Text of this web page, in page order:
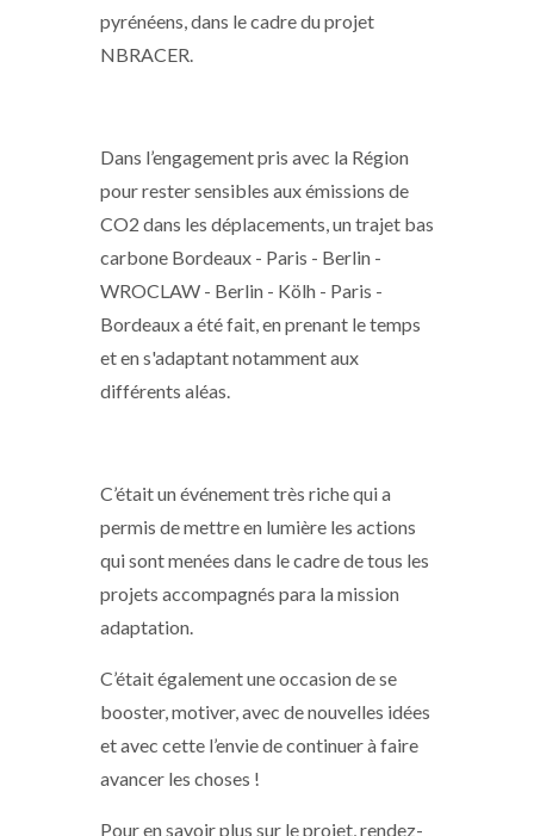
pyrénéens, dans le cadre du projet
NBRACER.
Dans l’engagement pris avec la Région
pour rester sensibles aux émissions de
CO2 dans les déplacements, un trajet bas
carbone Bordeaux - Paris - Berlin -
WROCLAW - Berlin - Kölh - Paris -
Bordeaux a été fait, en prenant le temps
et en s'adaptant notamment aux
différents aléas.
C’était un événement très riche qui a
permis de mettre en lumière les actions
qui sont menées dans le cadre de tous les
projets accompagnés para la mission
adaptation.
C’était également une occasion de se
booster, motiver, avec de nouvelles idées
et avec cette l’envie de continuer à faire
avancer les choses !
Pour en savoir plus sur le projet, rendez-